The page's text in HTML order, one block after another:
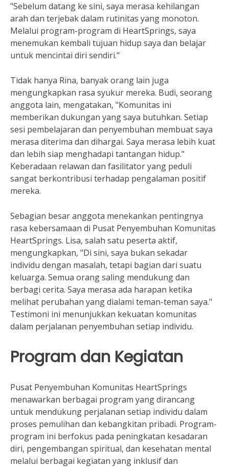
"Sebelum datang ke sini, saya merasa kehilangan
arah dan terjebak dalam rutinitas yang monoton.
Melalui program-program di HeartSprings, saya
menemukan kembali tujuan hidup saya dan belajar
untuk mencintai diri sendiri."
Tidak hanya Rina, banyak orang lain juga
mengungkapkan rasa syukur mereka. Budi, seorang
anggota lain, mengatakan, "Komunitas ini
memberikan dukungan yang saya butuhkan. Setiap
sesi pembelajaran dan penyembuhan membuat saya
merasa diterima dan dihargai. Saya merasa lebih kuat
dan lebih siap menghadapi tantangan hidup."
Keberadaan relawan dan fasilitator yang peduli
sangat berkontribusi terhadap pengalaman positif
mereka.
Sebagian besar anggota menekankan pentingnya
rasa kebersamaan di Pusat Penyembuhan Komunitas
HeartSprings. Lisa, salah satu peserta aktif,
mengungkapkan, "Di sini, saya bukan sekadar
individu dengan masalah, tetapi bagian dari suatu
keluarga. Semua orang saling mendukung dan
berbagi cerita. Saya merasa ada harapan ketika
melihat perubahan yang dialami teman-teman saya."
Testimoni ini menunjukkan kekuatan komunitas
dalam perjalanan penyembuhan setiap individu.
Program dan Kegiatan
Pusat Penyembuhan Komunitas HeartSprings
menawarkan berbagai program yang dirancang
untuk mendukung perjalanan setiap individu dalam
proses pemulihan dan kebangkitan pribadi. Program-
program ini berfokus pada peningkatan kesadaran
diri, pengembangan spiritual, dan kesehatan mental
melalui berbagai kegiatan yang inklusif dan